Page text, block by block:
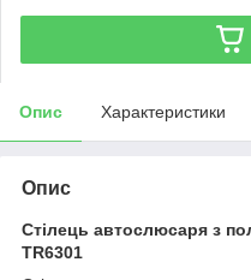
Опис Характеристики
Опис
Стілець автослюсаря з
TR6301